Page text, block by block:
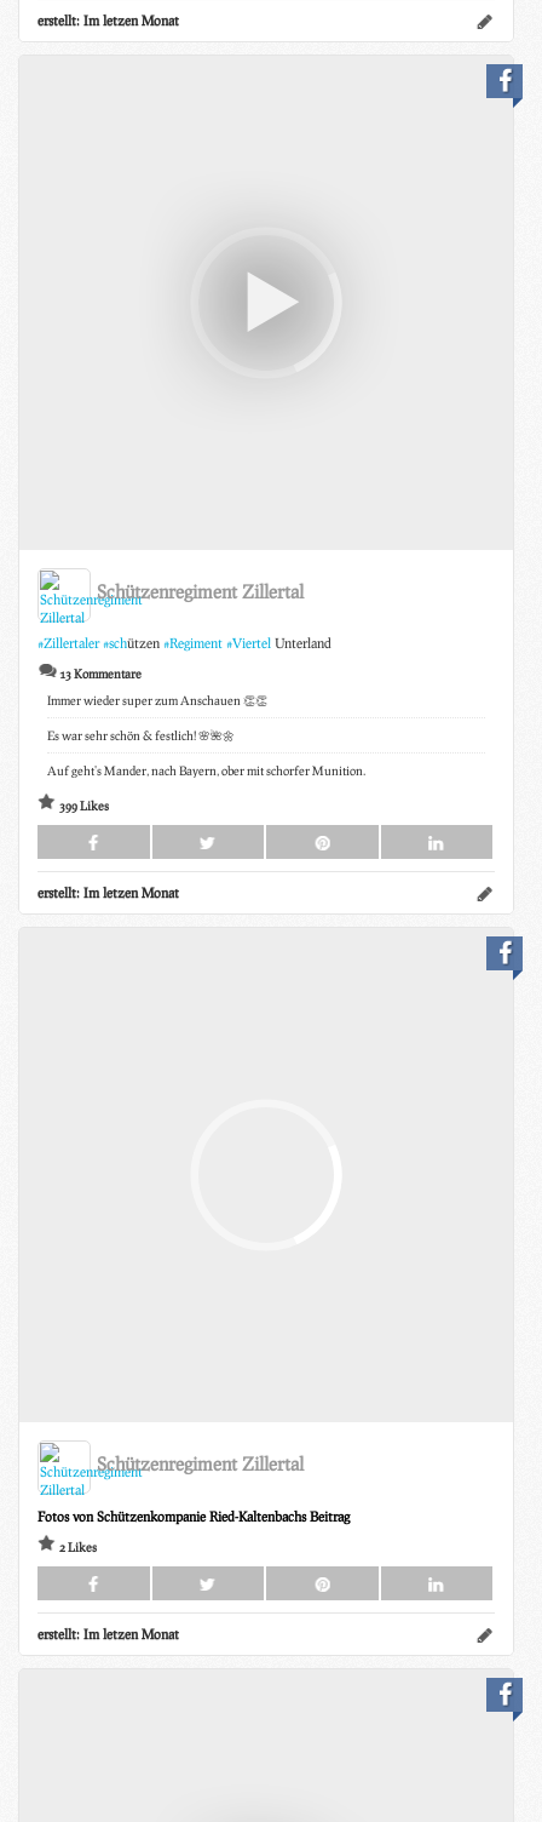
erstellt: Im letzen Monat
Schützenregiment Zillertal
#Zillertaler #schützen #Regiment #Viertel Unterland
13 Kommentare
Immer wieder super zum Anschauen 👏👏
Es war sehr schön & festlich! 🌸🌺🌼
Auf geht's Mander, nach Bayern, ober mit schorfer Munition.
399 Likes
erstellt: Im letzen Monat
Schützenregiment Zillertal
Fotos von Schützenkompanie Ried-Kaltenbachs Beitrag
2 Likes
erstellt: Im letzen Monat